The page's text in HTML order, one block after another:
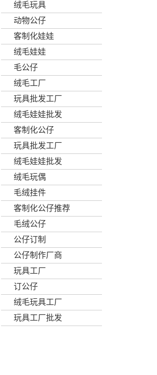
绒毛玩具
动物公仔
客制化娃娃
绒毛娃娃
毛公仔
绒毛工厂
玩具批发工厂
绒毛娃娃批发
客制化公仔
玩具批发工厂
绒毛娃娃批发
绒毛玩偶
毛绒挂件
客制化公仔推荐
毛绒公仔
公仔订制
公仔制作厂商
玩具工厂
订公仔
绒毛玩具工厂
玩具工厂批发